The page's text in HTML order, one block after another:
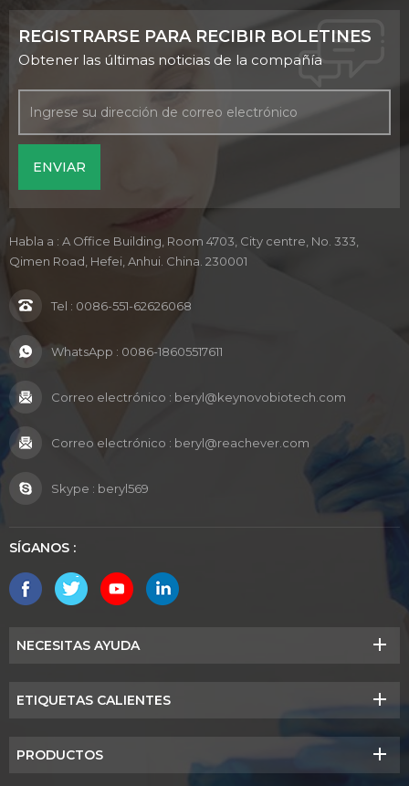
REGISTRARSE PARA RECIBIR BOLETINES
Obtener las últimas noticias de la compañía
Habla a : A Office Building, Room 4703, City centre, No. 333,
Qimen Road, Hefei, Anhui. China. 230001
Tel : 0086-551-62626068
WhatsApp : 0086-18605517611
Correo electrónico : beryl@keynovobiotech.com
Correo electrónico : beryl@reachever.com
Skype : beryl569
SÍGANOS :
NECESITAS AYUDA
ETIQUETAS CALIENTES
PRODUCTOS